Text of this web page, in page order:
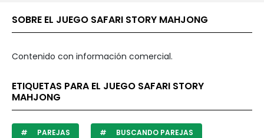
SOBRE EL JUEGO SAFARI STORY MAHJONG
Contenido con información comercial.
ETIQUETAS PARA EL JUEGO SAFARI STORY
MAHJONG
PAREJAS BUSCANDO PAREJAS